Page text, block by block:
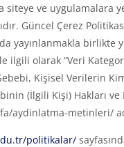
siteye ve uygulamalara
Güncel Çerez
yayınlanmakla
ilgili olarak “Veri
Kişisel Verilerin
(İlgili Kişi) Hakları
aydinlatma-metinleri/
politikalar/